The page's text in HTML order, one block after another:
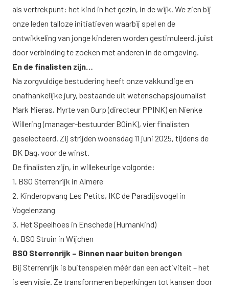
als vertrekpunt: het kind in het gezin, in de wijk. We zien bij
onze leden talloze initiatieven waarbij spel en de
ontwikkeling van jonge kinderen worden gestimuleerd, juist
door verbinding te zoeken met anderen in de omgeving.
En de finalisten zijn…
Na zorgvuldige bestudering heeft onze vakkundige en
onafhankelijke jury, bestaande uit wetenschapsjournalist
Mark Mieras, Myrte van Gurp (directeur PPINK) en Nienke
Willering (manager-bestuurder BOinK), vier finalisten
geselecteerd. Zij strijden woensdag 11 juni 2025, tijdens de
BK Dag, voor de winst.
De finalisten zijn, in willekeurige volgorde:
1. BSO Sterrenrijk in Almere
2. Kinderopvang Les Petits, IKC de Paradijsvogel in
Vogelenzang
3. Het Speelhoes in Enschede (Humankind)
4. BSO Struin in Wijchen
BSO Sterrenrijk – Binnen naar buiten brengen
Bij Sterrenrijk is buitenspelen méér dan een activiteit – het
is een visie. Ze transformeren beperkingen tot kansen door